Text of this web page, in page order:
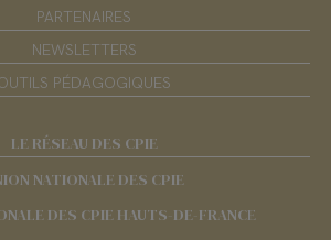
PARTENAIRES
NEWSLETTERS
PÉDAGOGIQUES
LE RÉSEAU DES CPIE
NATIONALE DES CPIE
DES CPIE HAUTS-DE-FRANCE